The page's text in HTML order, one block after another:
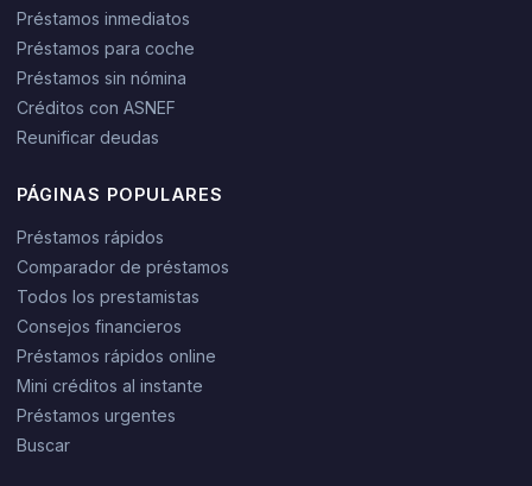
Préstamos inmediatos
Préstamos para coche
Préstamos sin nómina
Créditos con ASNEF
Reunificar deudas
PÁGINAS POPULARES
Préstamos rápidos
Comparador de préstamos
Todos los prestamistas
Consejos financieros
Préstamos rápidos online
Mini créditos al instante
Préstamos urgentes
Buscar